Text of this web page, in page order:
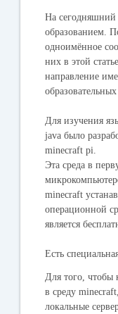
На сегодняшний
образованием.
одноимённое
них в этой
направление
образовательных
Для изучения
java было
minecraft pi.
Эта среда в
minecraft
операционной
является
Есть
Для того, чтобы
в среду
локальные